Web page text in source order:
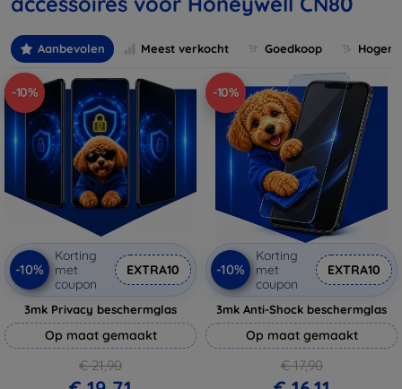
Aanbevolen Meest verkocht Goedkoop
-10%
-10%
Korting
met
coupon
EXTRA10
3mk Privacy beschermglas
Op maat gemaakt
€ 21,90
-10%
-10%
Korting
met
coupon
EXTRA10
3mk Anti-Shock beschermglas
Op maat gemaakt
€ 17,90